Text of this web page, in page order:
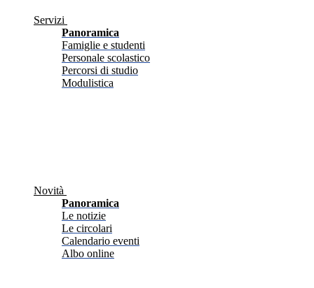
Servizi
Panoramica
Famiglie e studenti
Personale scolastico
Percorsi di studio
Modulistica
Novità
Panoramica
Le notizie
Le circolari
Calendario eventi
Albo online